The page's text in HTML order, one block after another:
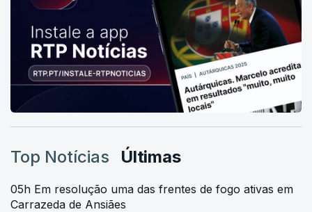
Top Notícias Últimas
05h Em resolução uma das frentes de fogo ativas em
Carrazeda de Ansiães